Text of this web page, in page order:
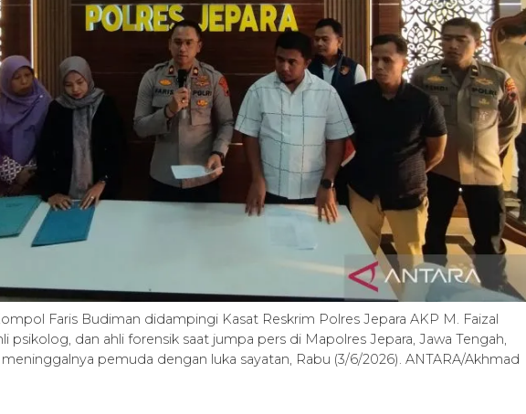
Faris Budiman didampingi Kasat Reskrim Polres Jepara AKP M. Faizal
psikolog, dan ahli forensik saat jumpa pers di Mapolres Jepara, Jawa Tengah,
pemuda dengan luka sayatan, Rabu (3/6/2026). ANTARA/Akhmad